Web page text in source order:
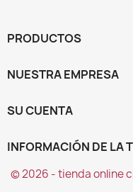
PRODUCTOS
NUESTRA EMPRESA
SU CUENTA
INFORMACIÓN DE LA
© 2026 - tienda online